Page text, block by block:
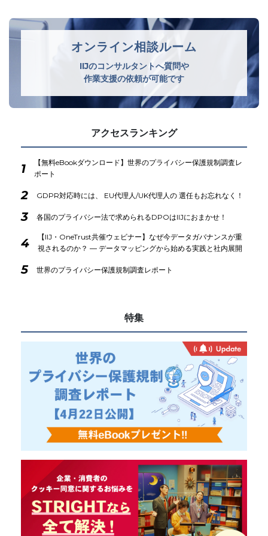
オンライン相談ルーム
IIJのコンサルタントへ質問や
作業支援の依頼が可能です
アクセスランキング
1
【無料eBookダウンロード】世界のプライバシー保護規制調査レ
ポート
2 GDPR対応時には、 EU代理人/UK代理人の 選任もお忘れなく！
3 各国のプライバシー法で求められるDPOはIIJにおまかせ！
4
【IIJ・OneTrust共催ウェビナー】なぜ今データガバナンスが重
視されるのか？ ― データマッピングから始める実践と社内展開
5 世界のプライバシー保護規制調査レポート
特集